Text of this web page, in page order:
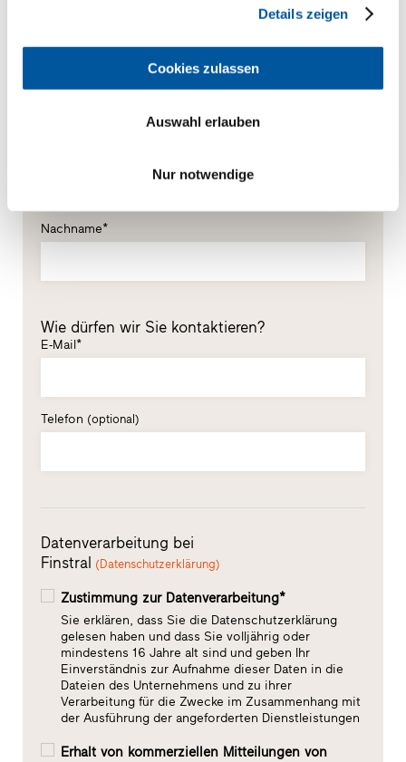
Details zeigen
Cookies zulassen
Auswahl erlauben
Nur notwendige
*Pflichtfelder
Frau
Nachname*
Wie dürfen wir Sie kontaktieren?
E-Mail*
Telefon (optional)
Datenverarbeitung bei
Finstral (Datenschutzerklärung)
Zustimmung zur Datenverarbeitung*
Sie erklären, dass Sie die Datenschutzerklärung
gelesen haben und dass Sie volljährig oder
mindestens 16 Jahre alt sind und geben Ihr
Einverständnis zur Aufnahme dieser Daten in die
Dateien des Unternehmens und zu ihrer
Verarbeitung für die Zwecke im Zusammenhang mit
der Ausführung der angeforderten Dienstleistungen
Erhalt von kommerziellen Mitteilungen von